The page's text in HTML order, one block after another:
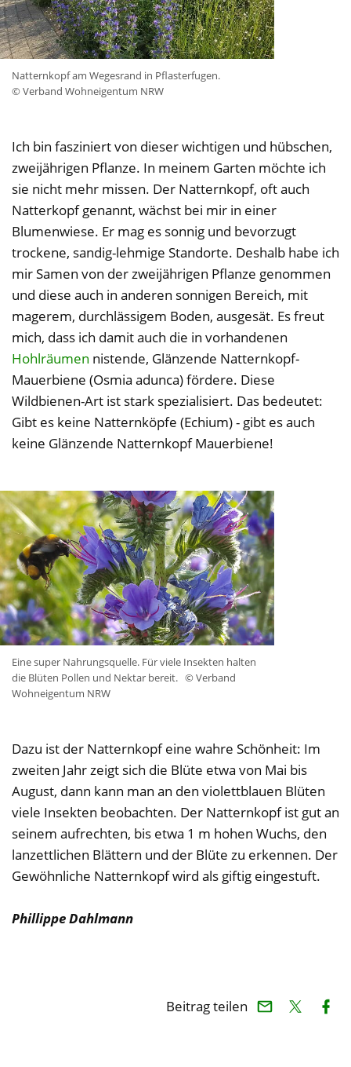
Natternkopf am Wegesrand in Pflasterfugen.
© Verband Wohneigentum NRW
Ich bin fasziniert von dieser wichtigen und hübschen,
zweijährigen Pflanze. In meinem Garten möchte ich
sie nicht mehr missen. Der Natternkopf, oft auch
Natterkopf genannt, wächst bei mir in einer
Blumenwiese. Er mag es sonnig und bevorzugt
trockene, sandig-lehmige Standorte. Deshalb habe ich
mir Samen von der zweijährigen Pflanze genommen
und diese auch in anderen sonnigen Bereich, mit
magerem, durchlässigem Boden, ausgesät. Es freut
mich, dass ich damit auch die in vorhandenen
Hohlräumen nistende, Glänzende Natternkopf-
Mauerbiene (Osmia adunca) fördere. Diese
Wildbienen-Art ist stark spezialisiert. Das bedeutet:
Gibt es keine Natternköpfe (Echium) - gibt es auch
keine Glänzende Natternkopf Mauerbiene!
Eine super Nahrungsquelle. Für viele Insekten halten
die Blüten Pollen und Nektar bereit. © Verband
Wohneigentum NRW
Dazu ist der Natternkopf eine wahre Schönheit: Im
zweiten Jahr zeigt sich die Blüte etwa von Mai bis
August, dann kann man an den violettblauen Blüten
viele Insekten beobachten. Der Natternkopf ist gut an
seinem aufrechten, bis etwa 1 m hohen Wuchs, den
lanzettlichen Blättern und der Blüte zu erkennen. Der
Gewöhnliche Natternkopf wird als giftig eingestuft.
Phillippe Dahlmann
Beitrag teilen